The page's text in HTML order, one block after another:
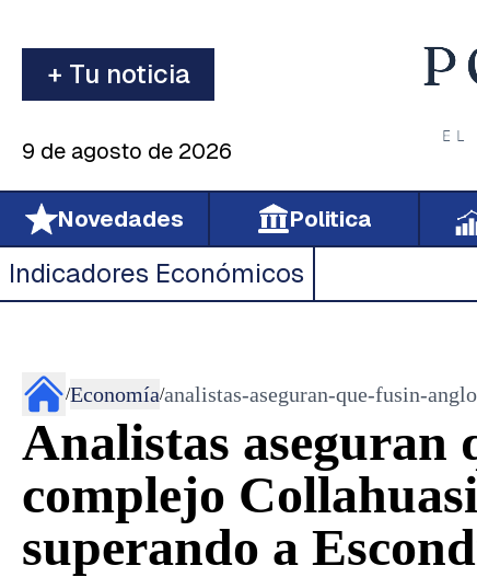
+ Tu noticia
9 de agosto de 2026
Novedades Politica
Indicadores Económicos
/Economía/analistas-aseguran-que-fusin-
Analistas aseguran
complejo
superando a